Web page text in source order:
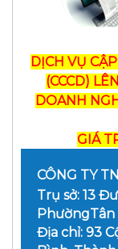
DỊCH VỤ
(CCCD)
DOANH
GIÁ
CÔNG TY
Trụ sở: 13
PhườngTân
Địa chỉ: 93